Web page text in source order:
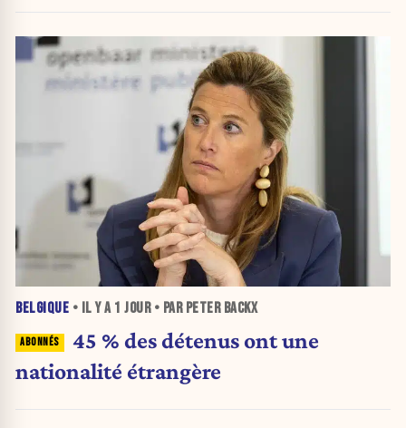
BELGIQUE • IL Y A 1 JOUR• PAR PETER BACKX
45 % des détenus ont une
nationalité étrangère